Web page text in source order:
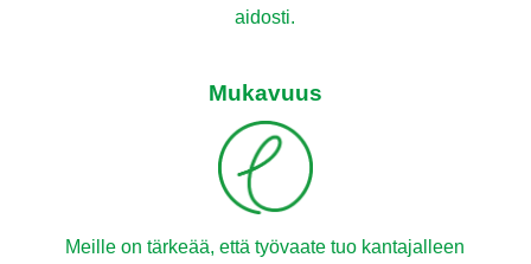
aidosti.
Mukavuus
Meille on tärkeää, että työvaate tuo kantajalleen